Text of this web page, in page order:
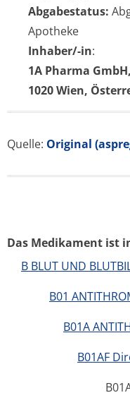
Abgabestatus:
Apotheke
Inhaber/-in:
1A Pharma
1020 Wien,
Quelle: Original
Das Medikament ist
B BLUT UND
B01
B01A
B01AF